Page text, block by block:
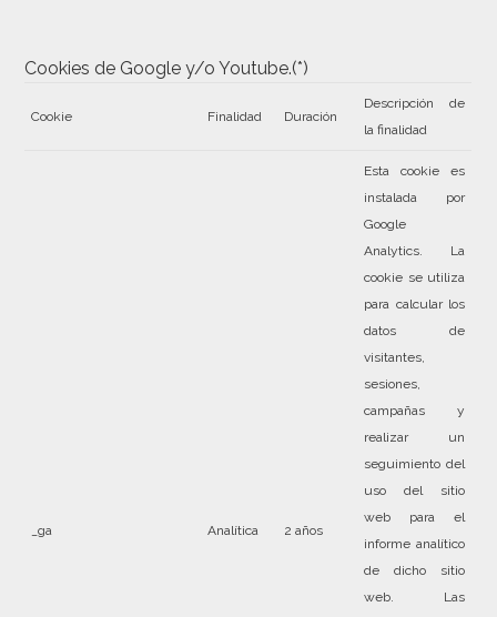
Cookies de Google y/o Youtube.(*)
Cookie Finalidad Duración
Descripción de
la finalidad
_ga Analítica 2 años
Esta cookie es
instalada por
Google
Analytics. La
cookie se utiliza
para calcular los
datos de
visitantes,
sesiones,
campañas y
realizar un
seguimiento del
uso del sitio
web para el
informe analítico
de dicho sitio
web. Las